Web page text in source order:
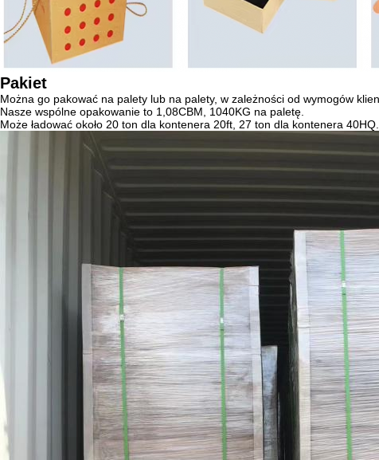
Pakiet
Można go pakować na palety lub na palety, w zależności od wymogów
Nasze wspólne opakowanie to 1,08CBM, 1040KG na paletę.
Może ładować około 20 ton dla kontenera 20ft, 27 ton dla kontenera 40HQ.